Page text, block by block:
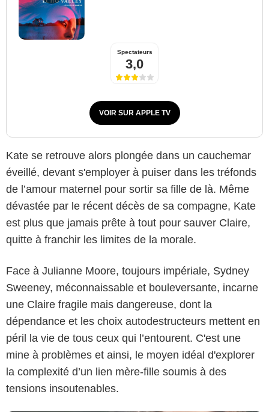
Spectateurs
3,0
VOIR SUR APPLE TV
Kate se retrouve alors plongée dans un cauchemar
éveillé, devant s'employer à puiser dans les tréfonds
de l’amour maternel pour sortir sa fille de là. Même
dévastée par le récent décès de sa compagne, Kate
est plus que jamais prête à tout pour sauver Claire,
quitte à franchir les limites de la morale.
Face à Julianne Moore, toujours impériale, Sydney
Sweeney, méconnaissable et bouleversante, incarne
une Claire fragile mais dangereuse, dont la
dépendance et les choix autodestructeurs mettent en
péril la vie de tous ceux qui l’entourent. C'est une
mine à problèmes et ainsi, le moyen idéal d'explorer
la complexité d’un lien mère-fille soumis à des
tensions insoutenables.